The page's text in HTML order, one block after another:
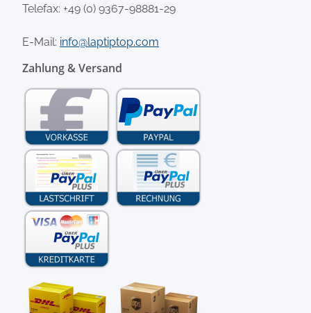
Telefax: +49 (0) 9367-98881-29
E-Mail: info@laptiptop.com
Zahlung & Versand